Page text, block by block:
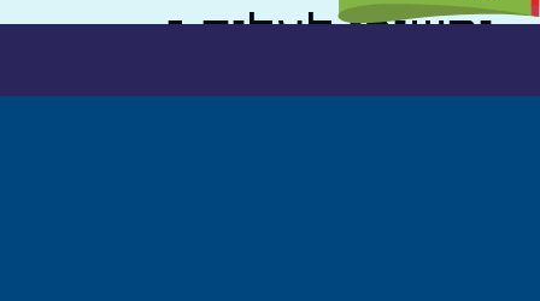
ימשיכו לעלות –
והמשקיעים ימשיכו